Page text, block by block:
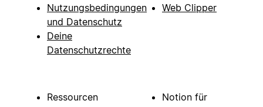
Nutzungsbedingungen
und Datenschutz
Deine
Datenschutzrechte
Web Clipper
Ressourcen
Notion für